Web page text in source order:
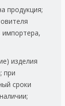
продукция;
импортера,
изделия
при
сроки